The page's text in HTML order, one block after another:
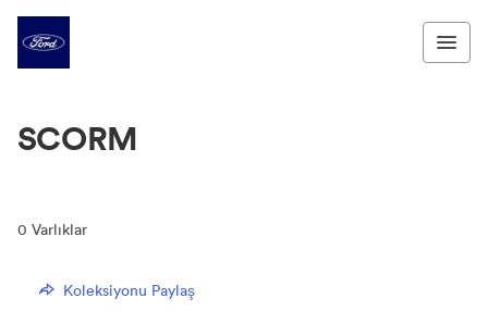
SCORM
0 Varlıklar
Koleksiyonu Paylaş